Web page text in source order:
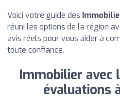
Voici votre guide des
réuni les options de la région
avis réels pour vous aider à
toute confiance.
Immobilier avec
évaluations